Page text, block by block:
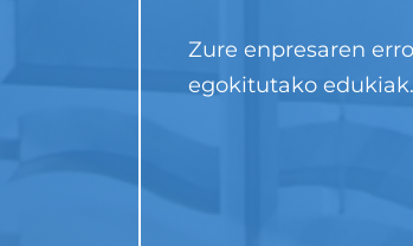
Zure enpresaren
egokitutako edukiak.